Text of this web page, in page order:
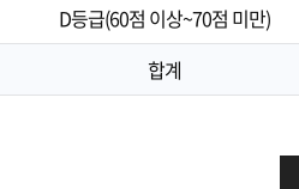
D등급(60점 이상~70점 미만)
합계